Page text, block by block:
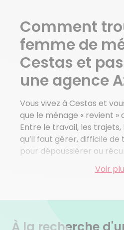
Comment
femme de
Cestas et
une agence
Vous vivez à Cestas et
que le ménage « revient »
Entre le travail, les
qu’il faut gérer, difficile de
pour dépoussiérer ou
femme
Voir